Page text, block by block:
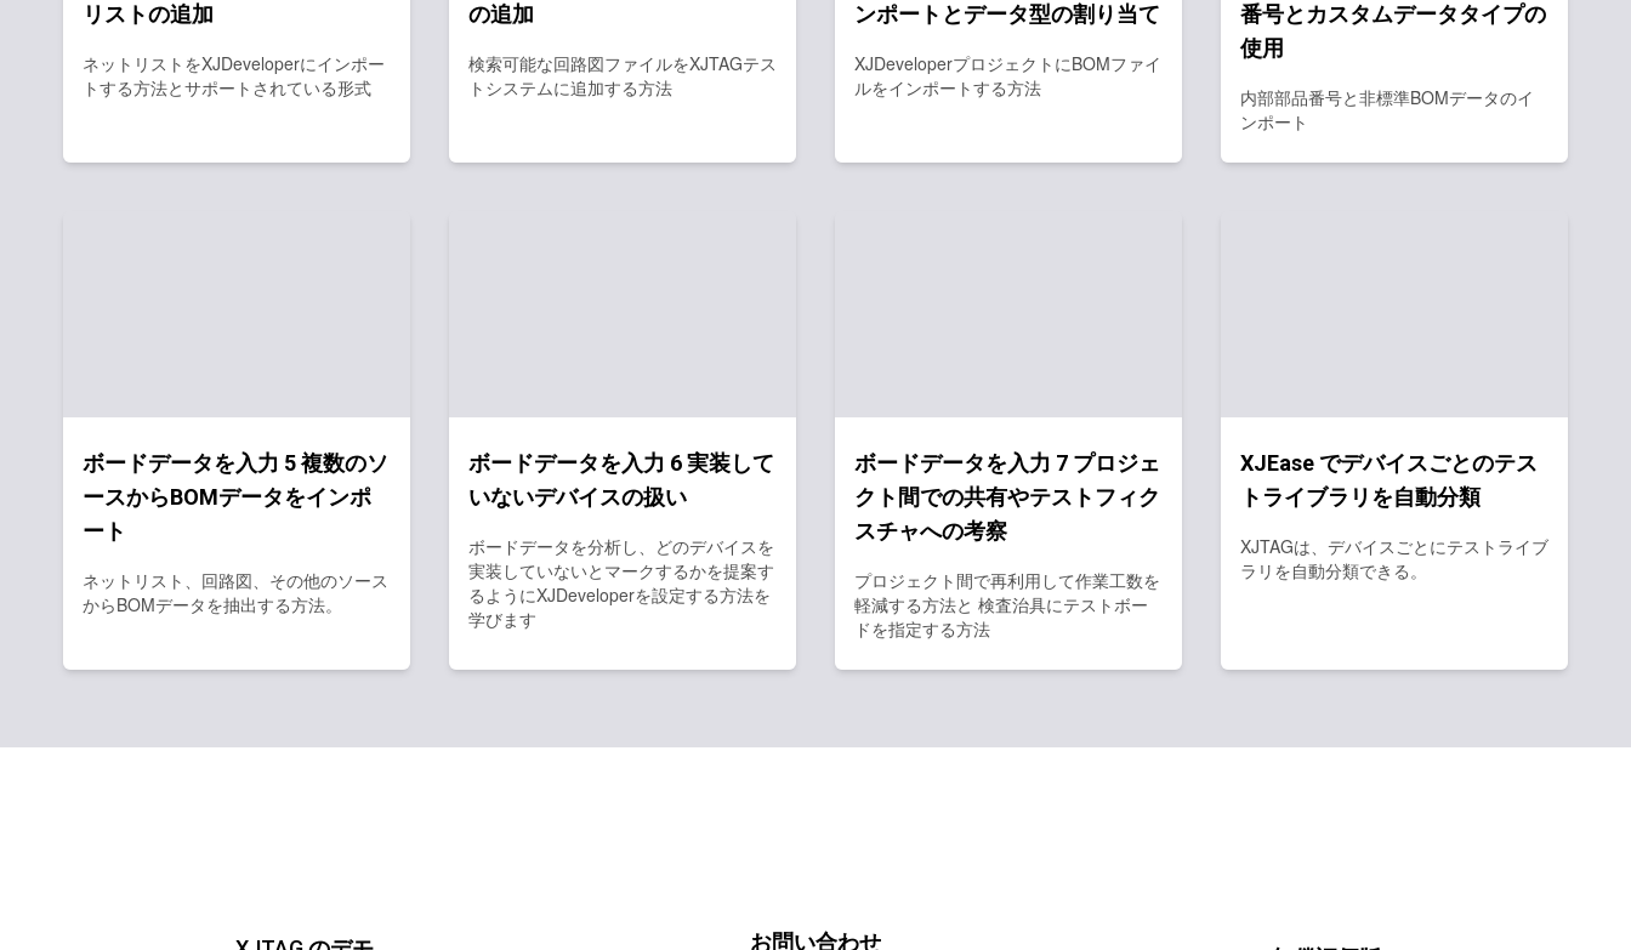
リストの追加
ネットリストをXJDeveloperにインポー
トする方法とサポートされている形式
の追加
検索可能な回路図ファイルをXJTAGテス
トシステムに追加する方法
ンポートとデータ型の割り当て
XJDeveloperプロジェクトにBOMファイ
ルをインポートする方法
番号とカスタムデータタイプの
使用
内部部品番号と非標準BOMデータのイ
ンポート
ボードデータを入力 5 複数のソ
ースからBOMデータをインポ
ート
ネットリスト、回路図、その他のソース
からBOMデータを抽出する方法。
ボードデータを入力 6 実装して
いないデバイスの扱い
ボードデータを分析し、どのデバイスを
実装していないとマークするかを提案す
るようにXJDeveloperを設定する方法を
学びます
ボードデータを入力 7 プロジェ
クト間での共有やテストフィク
スチャへの考察
プロジェクト間で再利用して作業工数を
軽減する方法と 検査治具にテストボー
ドを指定する方法
XJEase でデバイスごとのテス
トライブラリを自動分類
XJTAGは、デバイスごとにテストライブ
ラリを自動分類できる。
お問い合わせ